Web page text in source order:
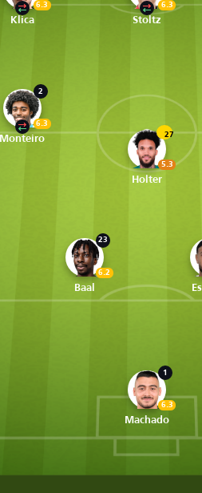
6.3
Klica
6.3
Stoltz
2
6.3
Monteiro 27
5.3
Holter
23
6.2
Baal
1
6.3
Machado